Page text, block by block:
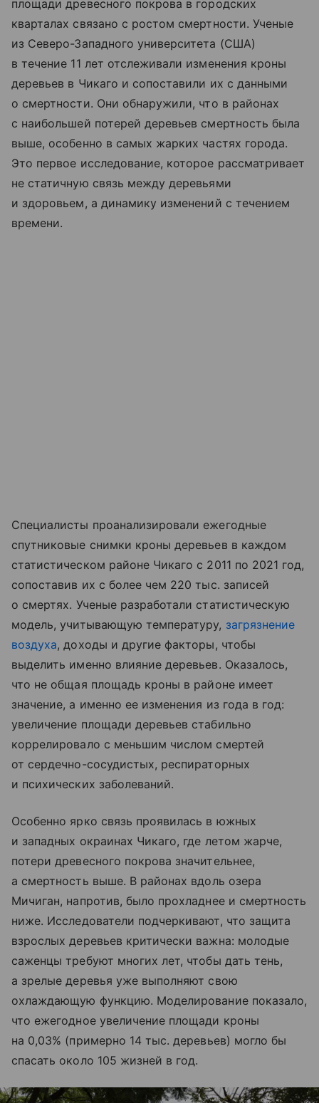
площади древесного покрова в городских
кварталах связано с ростом смертности. Ученые
из Северо-Западного университета (США)
в течение 11 лет отслеживали изменения кроны
деревьев в Чикаго и сопоставили их с данными
о смертности. Они обнаружили, что в районах
с наибольшей потерей деревьев смертность была
выше, особенно в самых жарких частях города.
Это первое исследование, которое рассматривает
не статичную связь между деревьями
и здоровьем, а динамику изменений с течением
времени.
Специалисты проанализировали ежегодные
спутниковые снимки кроны деревьев в каждом
статистическом районе Чикаго с 2011 по 2021 год,
сопоставив их с более чем 220 тыс. записей
о смертях. Ученые разработали статистическую
модель, учитывающую температуру, загрязнение
воздуха, доходы и другие факторы, чтобы
выделить именно влияние деревьев. Оказалось,
что не общая площадь кроны в районе имеет
значение, а именно ее изменения из года в год:
увеличение площади деревьев стабильно
коррелировало с меньшим числом смертей
от сердечно-сосудистых, респираторных
и психических заболеваний.
Особенно ярко связь проявилась в южных
и западных окраинах Чикаго, где летом жарче,
потери древесного покрова значительнее,
а смертность выше. В районах вдоль озера
Мичиган, напротив, было прохладнее и смертность
ниже. Исследователи подчеркивают, что защита
взрослых деревьев критически важна: молодые
саженцы требуют многих лет, чтобы дать тень,
а зрелые деревья уже выполняют свою
охлаждающую функцию. Моделирование показало,
что ежегодное увеличение площади кроны
на 0,03% (примерно 14 тыс. деревьев) могло бы
спасать около 105 жизней в год.